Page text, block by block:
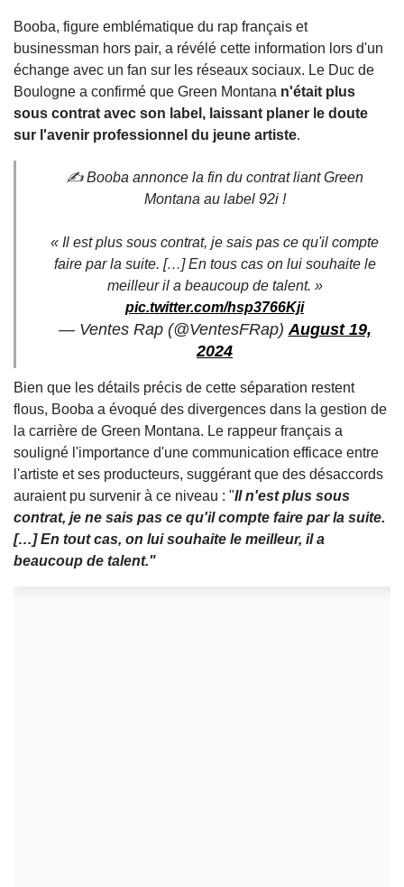
Booba, figure emblématique du rap français et
businessman hors pair, a révélé cette information lors d'un
échange avec un fan sur les réseaux sociaux. Le Duc de
Boulogne a confirmé que Green Montana n'était plus
sous contrat avec son label, laissant planer le doute
sur l'avenir professionnel du jeune artiste.
✍️ Booba annonce la fin du contrat liant Green
Montana au label 92i !
« Il est plus sous contrat, je sais pas ce qu'il compte
faire par la suite. […] En tous cas on lui souhaite le
meilleur il a beaucoup de talent. »
pic.twitter.com/hsp3766Kji
— Ventes Rap (@VentesFRap)August 19,
2024
Bien que les détails précis de cette séparation restent
flous, Booba a évoqué des divergences dans la gestion de
la carrière de Green Montana. Le rappeur français a
souligné l'importance d'une communication efficace entre
l'artiste et ses producteurs, suggérant que des désaccords
auraient pu survenir à ce niveau : "Il n'est plus sous
contrat, je ne sais pas ce qu'il compte faire par la suite.
[…] En tout cas, on lui souhaite le meilleur, il a
beaucoup de talent."